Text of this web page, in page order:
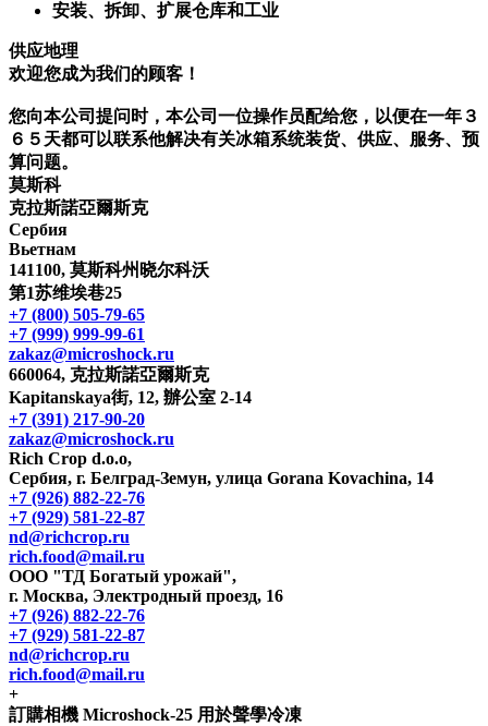
安装、拆卸、扩展仓库和工业
供应地理
欢迎您成为我们的顾客！
您向本公司提问时，本公司一位操作员配给您，以便在一年３
６５天都可以联系他解决有关冰箱系统装货、供应、服务、预
算问题。
莫斯科
克拉斯諾亞爾斯克
Сербия
Вьетнам
141100, 莫斯科州晓尔科沃
第1苏维埃巷25
+7 (800) 505-79-65
+7 (999) 999-99-61
zakaz@microshock.ru
660064, 克拉斯諾亞爾斯克
Kapitanskaya街, 12, 辦公室 2-14
+7 (391) 217-90-20
zakaz@microshock.ru
Rich Crop d.o.o,
Сербия, г. Белград-Земун, улица Gorana Kovachina, 14
+7 (926) 882-22-76
+7 (929) 581-22-87
nd@richcrop.ru
rich.food@mail.ru
ООО "ТД Богатый урожай",
г. Москва, Электродный проезд, 16
+7 (926) 882-22-76
+7 (929) 581-22-87
nd@richcrop.ru
rich.food@mail.ru
+
訂購相機 Microshock-25 用於聲學冷凍